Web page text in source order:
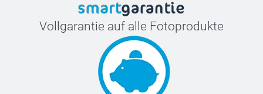
Vollgarantie auf alle Fotoprodukte